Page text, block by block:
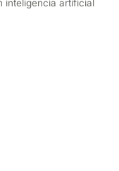
inteligencia artificial